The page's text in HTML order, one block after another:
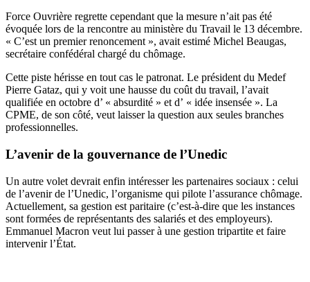
Force Ouvrière regrette cependant que la mesure n’ait pas été
évoquée lors de la rencontre au ministère du Travail le 13 décembre.
« C’est un premier renoncement », avait estimé Michel Beaugas,
secrétaire confédéral chargé du chômage.
Cette piste hérisse en tout cas le patronat. Le président du Medef
Pierre Gataz, qui y voit une hausse du coût du travail, l’avait
qualifiée en octobre d’ « absurdité » et d’ « idée insensée ». La
CPME, de son côté, veut laisser la question aux seules branches
professionnelles.
L’avenir de la gouvernance de l’Unedic
Un autre volet devrait enfin intéresser les partenaires sociaux : celui
de l’avenir de l’Unedic, l’organisme qui pilote l’assurance chômage.
Actuellement, sa gestion est paritaire (c’est-à-dire que les instances
sont formées de représentants des salariés et des employeurs).
Emmanuel Macron veut lui passer à une gestion tripartite et faire
intervenir l’État.